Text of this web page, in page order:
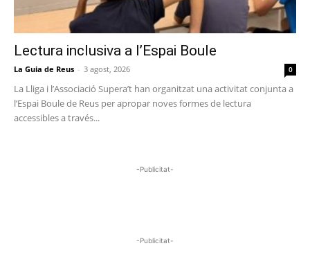
Lectura inclusiva a l’Espai Boule
La Guia de Reus - 3 agost, 2026 0
La Lliga i l’Associació Supera’t han organitzat una activitat conjunta a
l’Espai Boule de Reus per apropar noves formes de lectura
accessibles a través...
-Publicitat-
-Publicitat-